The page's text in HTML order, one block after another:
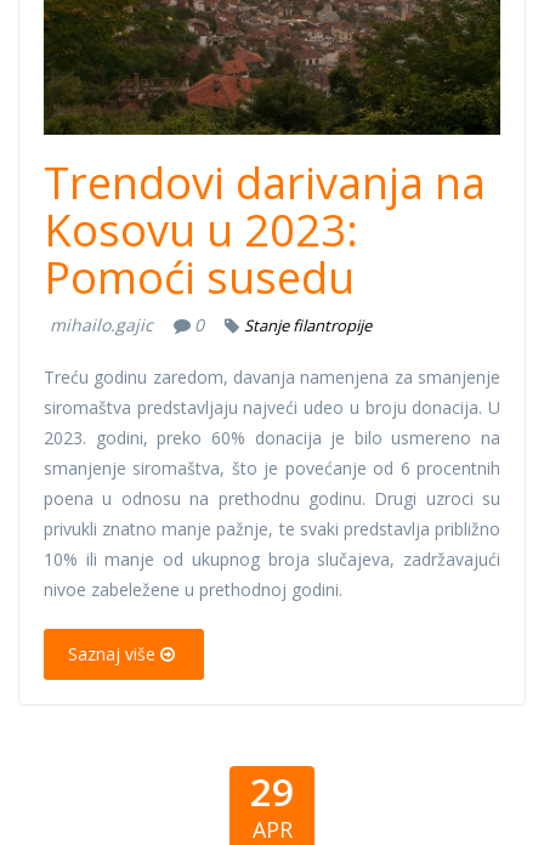
Trendovi darivanja na
Kosovu u 2023:
Pomoći susedu
mihailo.gajic 0 Stanje filantropije
Treću godinu zaredom, davanja namenjena za smanjenje
siromaštva predstavljaju najveći udeo u broju donacija. U
2023. godini, preko 60% donacija je bilo usmereno na
smanjenje siromaštva, što je povećanje od 6 procentnih
poena u odnosu na prethodnu godinu. Drugi uzroci su
privukli znatno manje pažnje, te svaki predstavlja približno
10% ili manje od ukupnog broja slučajeva, zadržavajući
nivoe zabeležene u prethodnoj godini.
Saznaj više
29
APR